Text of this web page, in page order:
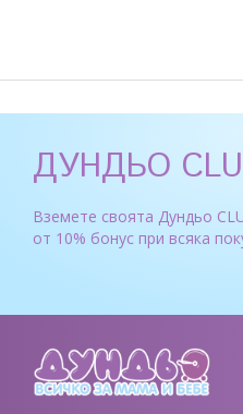
ДУНДЬО
Вземете своята Дундьо
от 10% бонус при всяка